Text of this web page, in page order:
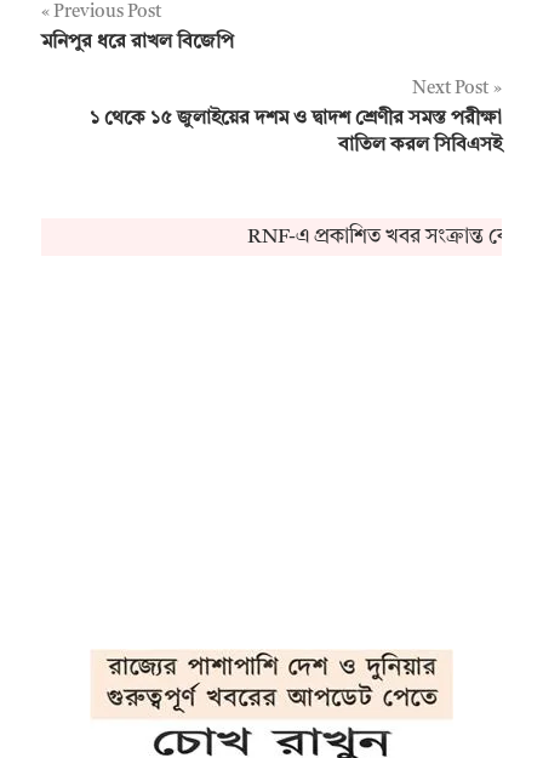
Post
Previous Post
মনিপুর ধরে রাখল বিজেপি
Next Post
১ থেকে ১৫ জুলাইয়ের দশম ও দ্বাদশ শ্রেণীর সমস্ত পরীক্ষা
বাতিল করল সিবিএসই
RNF-এ প্রকাশিত খবর সংক্রান্ত